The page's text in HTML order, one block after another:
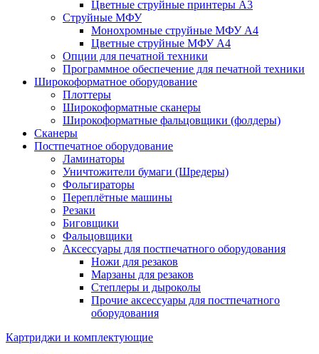
Цветные струйные принтеры А3
Струйные МФУ
Монохромные струйные МФУ А4
Цветные струйные МФУ А4
Опции для печатной техники
Программное обеспечение для печатной техники
Широкоформатное оборудование
Плоттеры
Широкоформатные сканеры
Широкоформатные фальцовщики (фолдеры)
Сканеры
Постпечатное оборудование
Ламинаторы
Уничтожители бумаги (Шредеры)
Фольгираторы
Переплётные машины
Резаки
Биговщики
Фальцовщики
Аксессуары для постпечатного оборудования
Ножи для резаков
Марзаны для резаков
Степлеры и дыроколы
Прочие аксессуары для постпечатного
оборудования
Картриджи и комплектующие